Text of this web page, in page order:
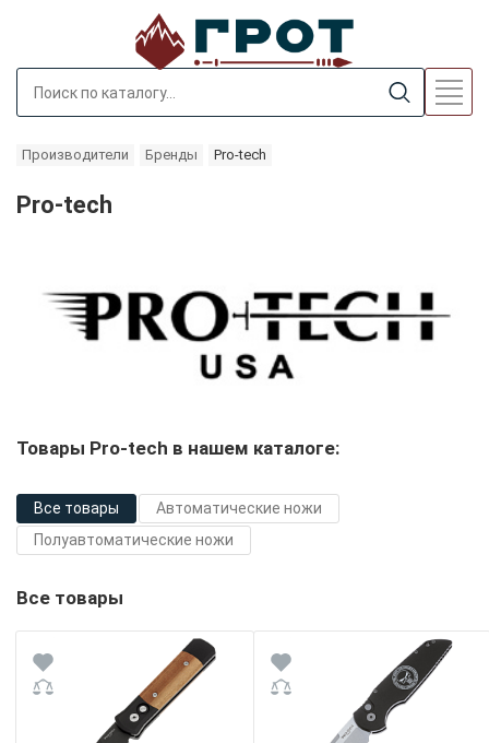
Производители Бренды Pro-tech
Pro-tech
Товары Pro-tech в нашем каталоге:
Все товары
Автоматические ножи
Полуавтоматические ножи
Все товары